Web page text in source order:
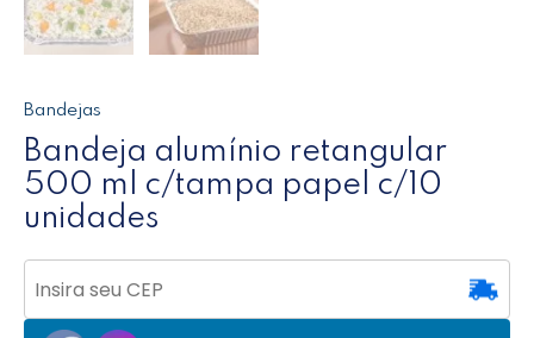
Bandejas
Bandeja alumínio retangular
500 ml c/tampa papel c/10
unidades